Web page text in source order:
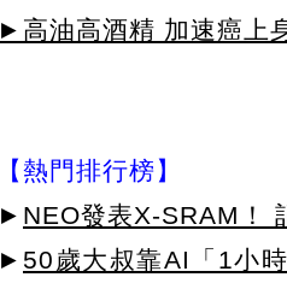
►高油高酒精 加速癌上
【熱門排行榜】
► NEO發表X-SRAM！
► 50歲大叔靠AI「1小